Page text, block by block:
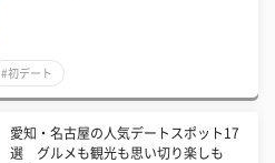
#初デート
愛知・名古屋の人気デートスポット17
選 グルメも観光も思い切り楽しも